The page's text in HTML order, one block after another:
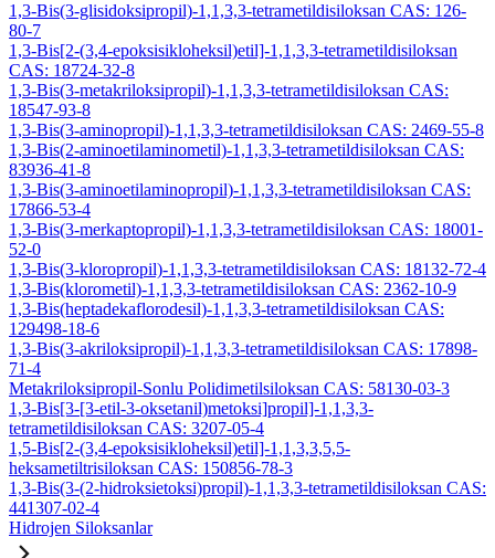
1,3-Bis(3-glisidoksipropil)-1,1,3,3-tetrametildisiloksan CAS: 126-
80-7
1,3-Bis[2-(3,4-epoksisikloheksil)etil]-1,1,3,3-tetrametildisiloksan
CAS: 18724-32-8
1,3-Bis(3-metakriloksipropil)-1,1,3,3-tetrametildisiloksan CAS:
18547-93-8
1,3-Bis(3-aminopropil)-1,1,3,3-tetrametildisiloksan CAS: 2469-55-8
1,3-Bis(2-aminoetilaminometil)-1,1,3,3-tetrametildisiloksan CAS:
83936-41-8
1,3-Bis(3-aminoetilaminopropil)-1,1,3,3-tetrametildisiloksan CAS:
17866-53-4
1,3-Bis(3-merkaptopropil)-1,1,3,3-tetrametildisiloksan CAS: 18001-
52-0
1,3-Bis(3-kloropropil)-1,1,3,3-tetrametildisiloksan CAS: 18132-72-4
1,3-Bis(klorometil)-1,1,3,3-tetrametildisiloksan CAS: 2362-10-9
1,3-Bis(heptadekaflorodesil)-1,1,3,3-tetrametildisiloksan CAS:
129498-18-6
1,3-Bis(3-akriloksipropil)-1,1,3,3-tetrametildisiloksan CAS: 17898-
71-4
Metakriloksipropil-Sonlu Polidimetilsiloksan CAS: 58130-03-3
1,3-Bis[3-[3-etil-3-oksetanil)metoksi]propil]-1,1,3,3-
tetrametildisiloksan CAS: 3207-05-4
1,5-Bis[2-(3,4-epoksisikloheksil)etil]-1,1,3,3,5,5-
heksametiltrisiloksan CAS: 150856-78-3
1,3-Bis(3-(2-hidroksietoksi)propil)-1,1,3,3-tetrametildisiloksan CAS:
441307-02-4
Hidrojen Siloksanlar